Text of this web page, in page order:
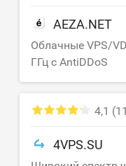
AEZA.NET
Облачные VPS/
ГГц с AntiDDoS
4VPS.SU
4,1